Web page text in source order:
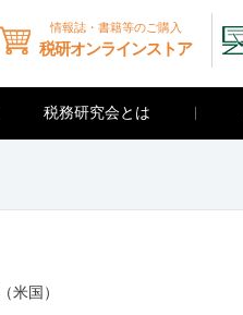
情報誌・書籍等のご購入
税研オンラインストア
税務研究会とは
米国）